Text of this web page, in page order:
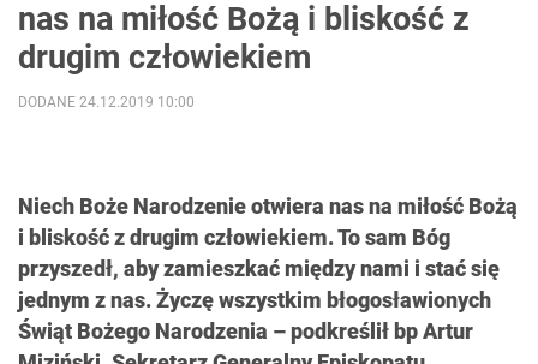
nas na miłość Bożą i bliskość z
drugim człowiekiem
Niech Boże Narodzenie otwiera nas na miłość Bożą
i bliskość z drugim człowiekiem. To sam Bóg
przyszedł, aby zamieszkać między nami i stać się
jednym z nas. Życzę wszystkim błogosławionych
Świąt Bożego Narodzenia – podkreślił bp Artur
DODANE 24.12.2019 10:00